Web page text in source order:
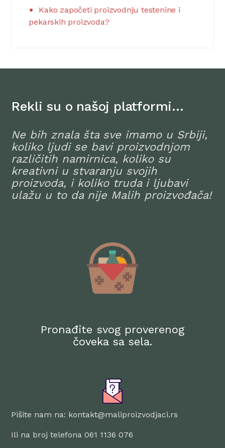
Kako započeti proizvodnju testenine i
pekarskih proizvoda?
Rekli su o našoj platformi…
Ne bih znala šta sve imamo u Srbiji,
koliko ljudi se bavi proizvodnjom
različitih namirnica, koliko su
kreativni u stvaranju svojih
proizvoda, i koliko truda i ljubavi
ulažu u to da nije Malih proizvođača!
Pronađite svog proverenog
čoveka sa sela.
Pišite nam na: kontakt@maliproizvodjaci.rs
Ili na broj telefona 061 1136 076